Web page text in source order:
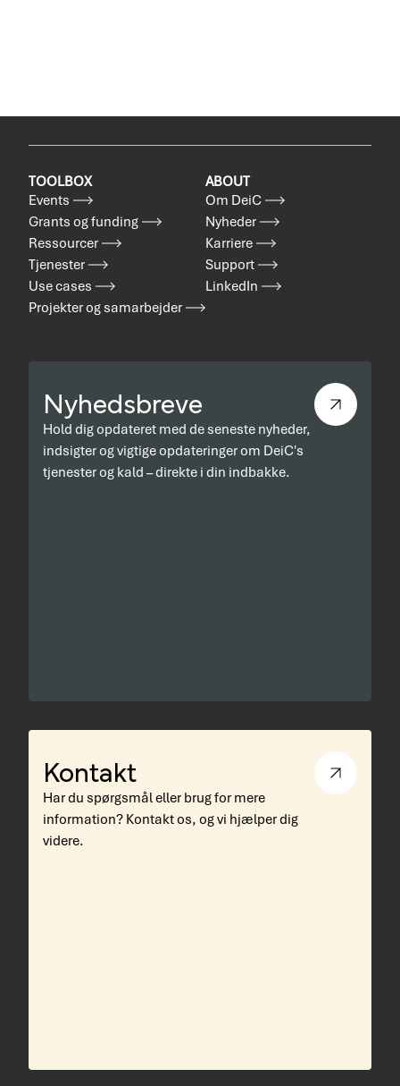
TOOLBOX
Events
Grants og funding
Ressourcer
Tjenester
Use cases
Projekter og samarbejder
ABOUT
Om DeiC
Nyheder
Karriere
Support
LinkedIn
Nyhedsbreve
Hold dig opdateret med de seneste nyheder,
indsigter og vigtige opdateringer om DeiC's
tjenester og kald – direkte i din indbakke.
Kontakt
Har du spørgsmål eller brug for mere
information? Kontakt os, og vi hjælper dig
videre.